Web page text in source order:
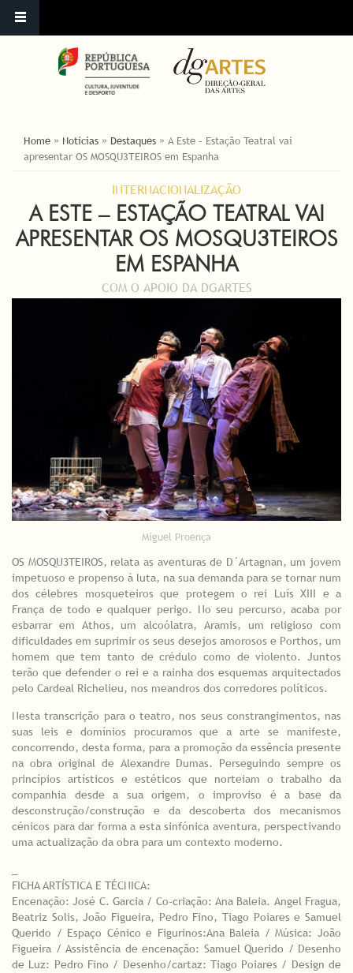
ESTÁ AQUI
Home » Notícias » Destaques » A Este – Estação Teatral vai
apresentar OS MOSQU3TEIROS em Espanha
INTERNACIONALIZAÇÃO
A ESTE – ESTAÇÃO TEATRAL VAI
APRESENTAR OS MOSQU3TEIROS
EM ESPANHA
COM O APOIO DA DGARTES
Miguel Proença
OS MOSQU3TEIROS, relata as aventuras de D´Artagnan, um jovem
impetuoso e propenso à luta, na sua demanda para se tornar num
dos célebres mosqueteiros que protegem o rei Luís XIII e a
França de todo e qualquer perigo. No seu percurso, acaba por
esbarrar em Athos, um alcoólatra, Aramis, um religioso com
dificuldades em suprimir os seus desejos amorosos e Porthos, um
homem que tem tanto de crédulo como de violento. Juntos
terão que defender o rei e a rainha dos esquemas arquitectados
pelo Cardeal Richelieu, nos meandros dos corredores políticos.
Nesta transcrição para o teatro, nos seus constrangimentos, nas
suas leis e domínios procuramos que a arte se manifeste,
concorrendo, desta forma, para a promoção da essência presente
na obra original de Alexandre Dumas. Perseguindo sempre os
princípios artísticos e estéticos que norteiam o trabalho da
companhia desde a sua origem, o improviso é a base da
desconstrução/construção e da descoberta dos mecanismos
cénicos para dar forma a esta sinfónica aventura, perspectivando
uma actualização da obra para um contexto moderno.
FICHA ARTÍSTICA E TÉCNICA:
Encenação: José C. Garcia / Co-criação: Ana Baleia. Angel Fragua,
Beatriz Solis, João Figueira, Pedro Fino, Tiago Poiares e Samuel
Querido / Espaço Cénico e Figurinos:Ana Baleia / Música: João
Figueira / Assistência de encenação: Samuel Querido / Desenho
de Luz: Pedro Fino / Desenho/cartaz: Tiago Poiares / Design de